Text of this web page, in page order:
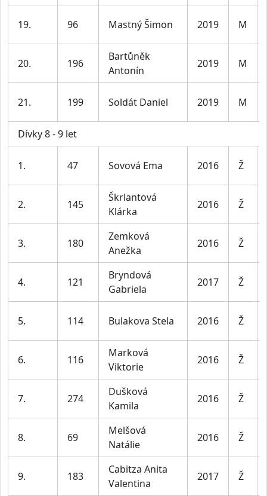
19. 96 Mastný Šimon 2019 M
20. 196
Bartůněk
Antonín
2019 M
21. 199 Soldát Daniel 2019 M
Dívky 8 - 9 let
1. 47 Sovová Ema 2016 Ž
2. 145
Škrlantová
Klárka
2016 Ž
3. 180
Zemková
Anežka
2016 Ž
4. 121
Bryndová
Gabriela
2017 Ž
5. 114 Bulakova Stela 2016 Ž
6. 116
Marková
Viktorie
2016 Ž
7. 274
Dušková
Kamila
2016 Ž
8. 69
Melšová
Natálie
2016 Ž
9. 183
Cabitza Anita
Valentina
2017 Ž